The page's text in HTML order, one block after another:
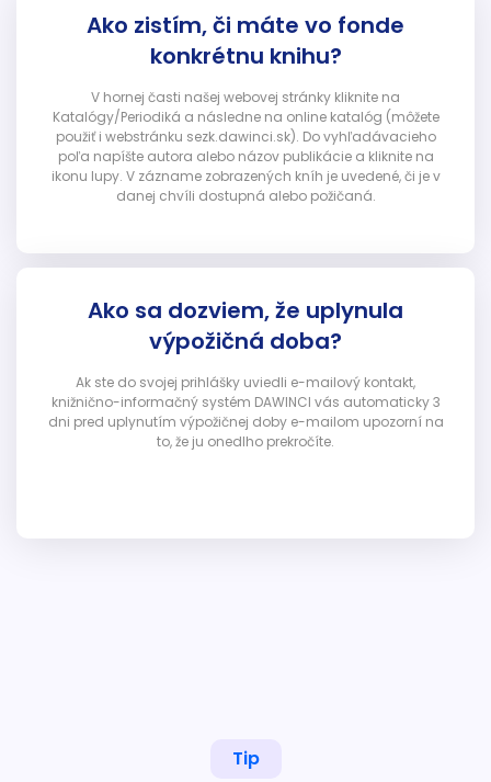
Ako zistím, či máte vo fonde
konkrétnu knihu?
V hornej časti našej webovej stránky kliknite na
Katalógy/Periodiká a následne na online katalóg (môžete
použiť i webstránku sezk.dawinci.sk). Do vyhľadávacieho
poľa napíšte autora alebo názov publikácie a kliknite na
ikonu lupy. V zázname zobrazených kníh je uvedené, či je v
danej chvíli dostupná alebo požičaná.
Ako sa dozviem, že uplynula
výpožičná doba?
Ak ste do svojej prihlášky uviedli e-mailový kontakt,
knižnično-informačný systém DAWINCI vás automaticky 3
dni pred uplynutím výpožičnej doby e-mailom upozorní na
to, že ju onedlho prekročíte.
Tip